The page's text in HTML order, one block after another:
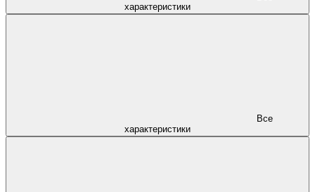
характеристики
характеристики